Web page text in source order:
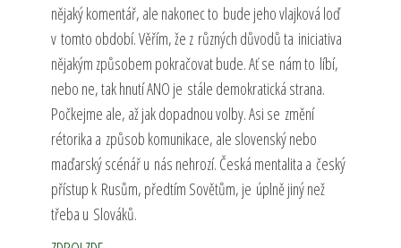
nějaký komentář, ale nakonec to bude jeho vlajková loď
v tomto období. Věřím, že z různých důvodů ta iniciativa
nějakým způsobem pokračovat bude. Ať se nám to líbí,
nebo ne, tak hnutí ANO je stále demokratická strana.
Počkejme ale, až jak dopadnou volby. Asi se změní
rétorika a způsob komunikace, ale slovenský nebo
maďarský scénář u nás nehrozí. Česká mentalita a český
přístup k Rusům, předtím Sovětům, je úplně jiný než
třeba u Slováků.